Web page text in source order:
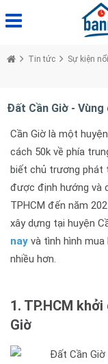
Tin tức
Sự kiện
Đất Cần Giờ -
Cần Giờ là một
cách 50k về phía
biết chủ trương phát
được định hướng và
TPHCM đến năm
xây dựng tại huyện
nay và tình hình
nhiều hơn.
1. TP.HCM
Giờ